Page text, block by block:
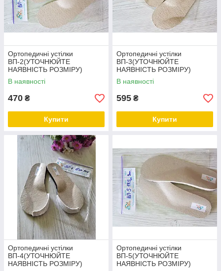
Ортопедичні устілки
ВП-2(УТОЧНЮЙТЕ
НАЯВНІСТЬ РОЗМІРУ)
В наявності
470 ₴
Купити
Ортопедичні устілки
ВП-3(УТОЧНЮЙТЕ
НАЯВНІСТЬ РОЗМІРУ)
В наявності
595 ₴
Купити
Ортопедичні устілки
ВП-4(УТОЧНЮЙТЕ
НАЯВНІСТЬ РОЗМІРУ)
Ортопедичні устілки
ВП-5(УТОЧНЮЙТЕ
НАЯВНІСТЬ РОЗМІРУ)